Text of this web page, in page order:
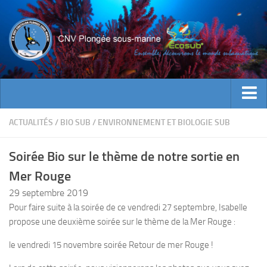
ACTUALITES
INFOS CNV
Bienvenue
Contacts
Documents utiles
Encadrement
Historique
ACTUALITÉS / BIO SUB / ENVIRONNEMENT ET BIOLOGIE SUB
Soirée Bio sur le thème de notre sortie en
Mer Rouge
29 septembre 2019
Pour faire suite à la soirée de ce vendredi 27 septembre, Isabelle
propose une deuxième soirée sur le thème de la Mer Rouge :
le vendredi 15 novembre soirée Retour de mer Rouge !